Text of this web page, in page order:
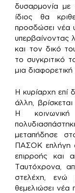
δυσαρμονία με
ίδιος θα
προσδώσει νέα
υπερβαίνοντας
και τον δικό
το συγκριτικό
μια
Η κυρίαρχη επί
άλλη,
Η
μεταπήδησε
ΠΑΣΟΚ επλήγη
επιρροής και
Ταυτόχρονα,
στελέχη, ενώ
θεμελιώσει νέα